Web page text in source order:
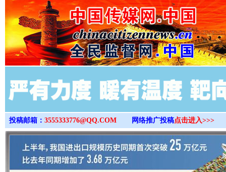
>
投稿邮箱： 3555333776@QQ.COM 网络推广投稿点击进入>>>